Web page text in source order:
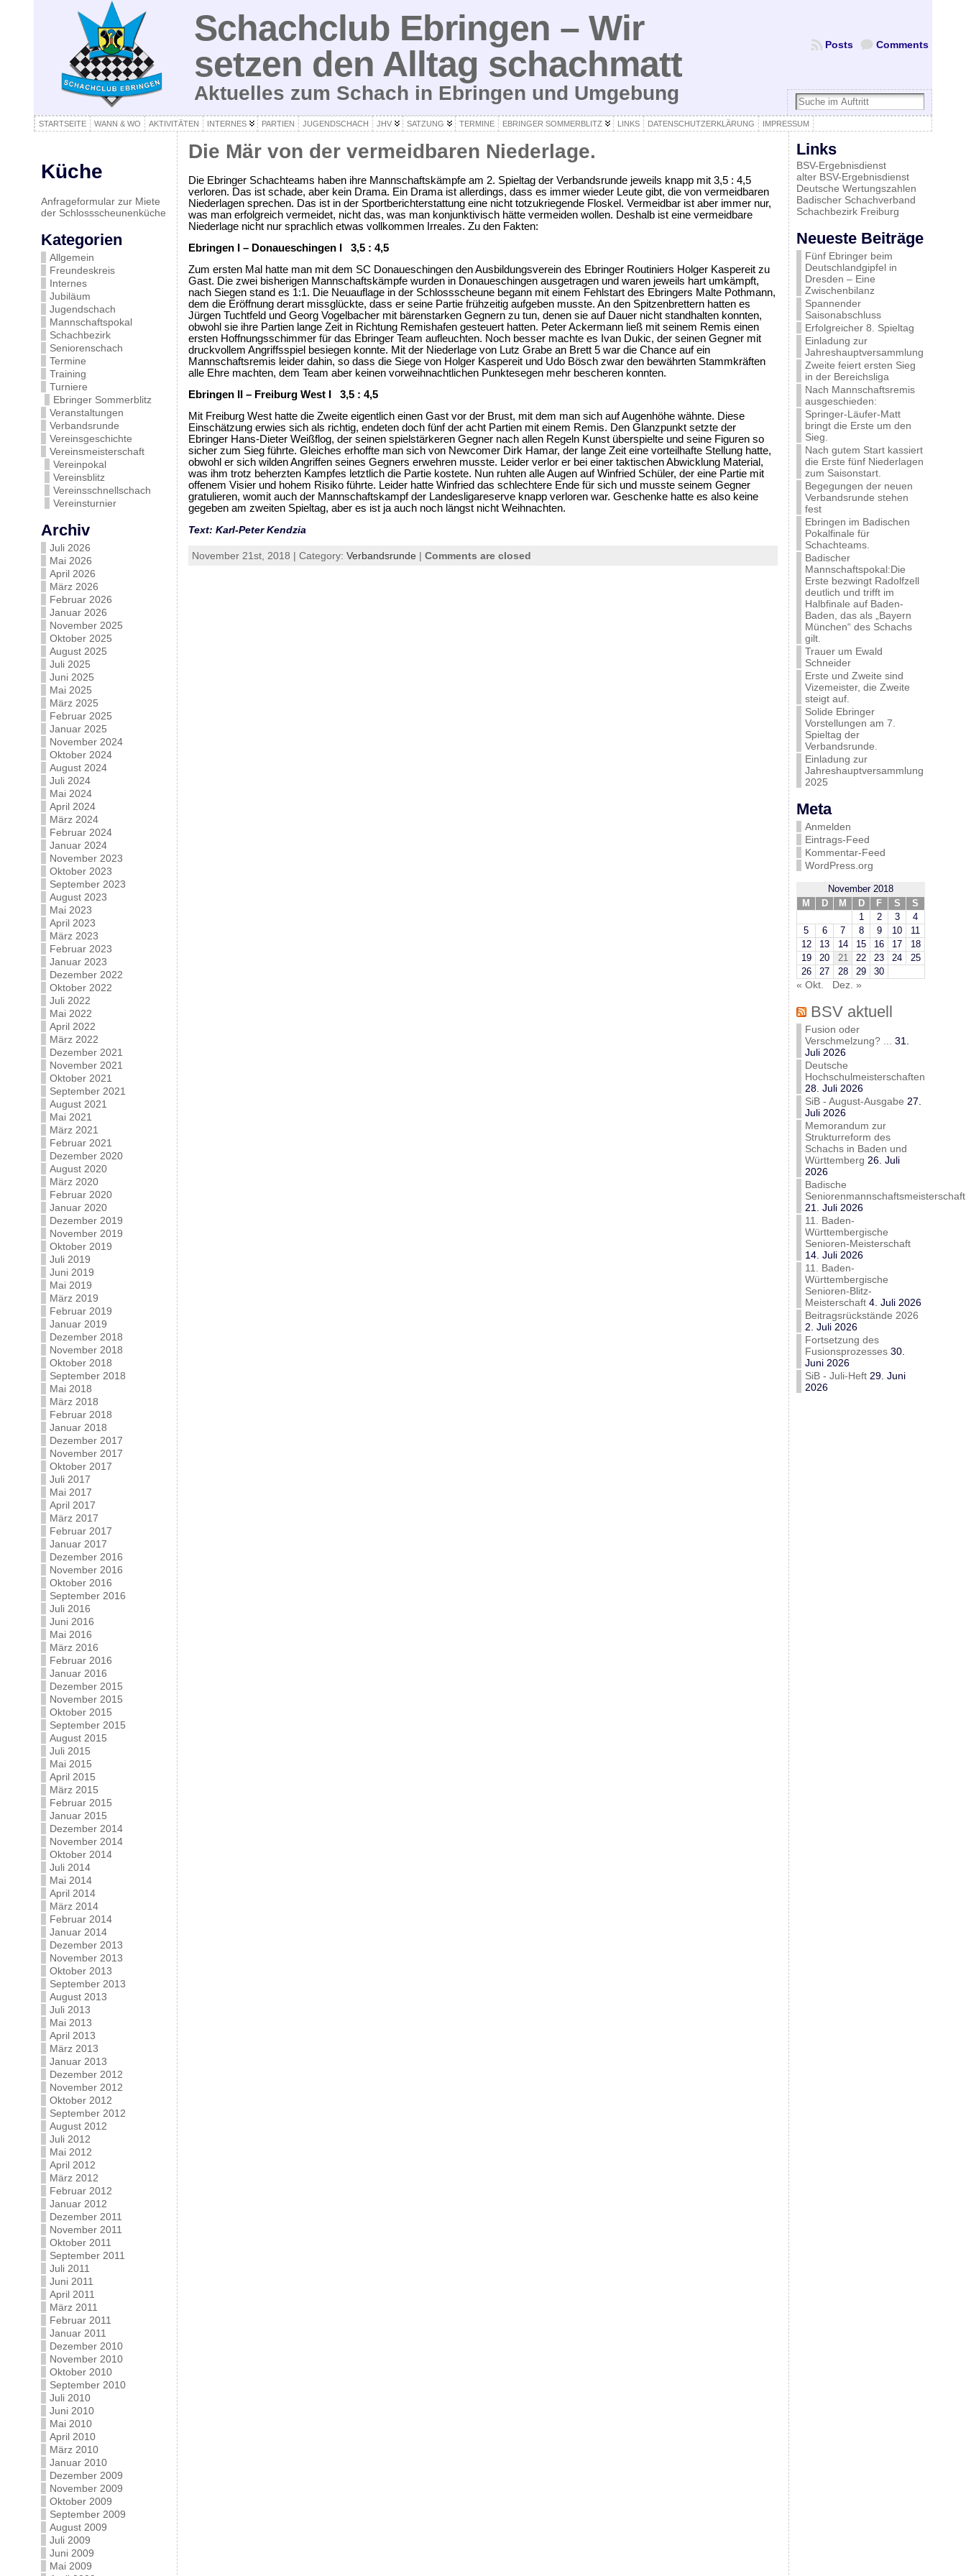
Schachclub Ebringen – Wir
setzen den Alltag schachmatt
Aktuelles zum Schach in Ebringen und Umgebung
Comments
Posts
STARTSEITE WANN & WO AKTIVITÄTEN INTERNES PARTIEN JUGENDSCHACH JHV SATZUNG TERMINE EBRINGER SOMMERBLITZ LINKS DATENSCHUTZERKLÄRUNG IMPRESSUM
Küche
Anfrageformular zur Miete
der Schlossscheunenküche
Kategorien
Allgemein
Freundeskreis
Internes
Jubiläum
Jugendschach
Mannschaftspokal
Schachbezirk
Seniorenschach
Termine
Training
Turniere
Ebringer Sommerblitz
Veranstaltungen
Verbandsrunde
Vereinsgeschichte
Vereinsmeisterschaft
Vereinpokal
Vereinsblitz
Vereinsschnellschach
Vereinsturnier
Archiv
Juli 2026
Mai 2026
April 2026
März 2026
Februar 2026
Januar 2026
November 2025
Oktober 2025
August 2025
Juli 2025
Juni 2025
Mai 2025
März 2025
Februar 2025
Januar 2025
November 2024
Oktober 2024
August 2024
Juli 2024
Mai 2024
April 2024
März 2024
Februar 2024
Januar 2024
November 2023
Oktober 2023
September 2023
August 2023
Mai 2023
April 2023
März 2023
Februar 2023
Januar 2023
Dezember 2022
Oktober 2022
Juli 2022
Mai 2022
April 2022
März 2022
Dezember 2021
November 2021
Oktober 2021
September 2021
August 2021
Mai 2021
März 2021
Februar 2021
Dezember 2020
August 2020
März 2020
Februar 2020
Januar 2020
Dezember 2019
November 2019
Oktober 2019
Juli 2019
Juni 2019
Mai 2019
März 2019
Februar 2019
Januar 2019
Dezember 2018
November 2018
Oktober 2018
September 2018
Mai 2018
März 2018
Februar 2018
Januar 2018
Dezember 2017
November 2017
Oktober 2017
Juli 2017
Mai 2017
April 2017
März 2017
Februar 2017
Januar 2017
Dezember 2016
November 2016
Oktober 2016
September 2016
Juli 2016
Juni 2016
Mai 2016
März 2016
Februar 2016
Januar 2016
Dezember 2015
November 2015
Oktober 2015
September 2015
August 2015
Juli 2015
Mai 2015
April 2015
März 2015
Februar 2015
Januar 2015
Dezember 2014
November 2014
Oktober 2014
Juli 2014
Mai 2014
April 2014
März 2014
Februar 2014
Januar 2014
Dezember 2013
November 2013
Oktober 2013
September 2013
August 2013
Juli 2013
Mai 2013
April 2013
März 2013
Januar 2013
Dezember 2012
November 2012
Oktober 2012
September 2012
August 2012
Juli 2012
Mai 2012
April 2012
März 2012
Februar 2012
Januar 2012
Dezember 2011
November 2011
Oktober 2011
September 2011
Juli 2011
Juni 2011
April 2011
März 2011
Februar 2011
Januar 2011
Dezember 2010
November 2010
Oktober 2010
September 2010
Juli 2010
Juni 2010
Mai 2010
April 2010
März 2010
Januar 2010
Dezember 2009
November 2009
Oktober 2009
September 2009
August 2009
Juli 2009
Juni 2009
Mai 2009
Die Mär von der vermeidbaren Niederlage.
Die Ebringer Schachteams haben ihre Mannschaftskämpfe am 2. Spieltag der Verbandsrunde jeweils knapp mit 3,5 : 4,5
verloren. Das ist schade, aber kein Drama. Ein Drama ist allerdings, dass es immer wieder Leute gibt, die von vermeidbaren
Niederlagen sprechen. Das ist in der Sportberichterstattung eine nicht totzukriegende Floskel. Vermeidbar ist aber immer nur,
was man erfolgreich vermeidet, nicht das, was man konjunktivisch hätte vermeiden wollen. Deshalb ist eine vermeidbare
Niederlage nicht nur sprachlich etwas vollkommen Irreales. Zu den Fakten:
Ebringen I – Donaueschingen I 3,5 : 4,5
Zum ersten Mal hatte man mit dem SC Donaueschingen den Ausbildungsverein des Ebringer Routiniers Holger Kaspereit zu
Gast. Die zwei bisherigen Mannschaftskämpfe wurden in Donaueschingen ausgetragen und waren jeweils hart umkämpft,
nach Siegen stand es 1:1. Die Neuauflage in der Schlossscheune begann mit einem Fehlstart des Ebringers Malte Pothmann,
dem die Eröffnung derart missglückte, dass er seine Partie frühzeitig aufgeben musste. An den Spitzenbrettern hatten es
Jürgen Tuchtfeld und Georg Vogelbacher mit bärenstarken Gegnern zu tun, denen sie auf Dauer nicht standhalten konnten,
obwohl sie ihre Partien lange Zeit in Richtung Remishafen gesteuert hatten. Peter Ackermann ließ mit seinem Remis einen
ersten Hoffnungsschimmer für das Ebringer Team aufleuchten. Noch besser machte es Ivan Dukic, der seinen Gegner mit
druckvollem Angriffsspiel besiegen konnte. Mit der Niederlage von Lutz Grabe an Brett 5 war die Chance auf ein
Mannschaftsremis leider dahin, so dass die Siege von Holger Kaspereit und Udo Bösch zwar den bewährten Stammkräften
alle Ehre machten, dem Team aber keinen vorweihnachtlichen Punktesegen mehr bescheren konnten.
Ebringen II – Freiburg West I 3,5 : 4,5
Mit Freiburg West hatte die Zweite eigentlich einen Gast vor der Brust, mit dem man sich auf Augenhöhe wähnte. Diese
Einschätzung erwies sich als richtig, endeten doch fünf der acht Partien mit einem Remis. Den Glanzpunkt setzte der
Ebringer Hans-Dieter Weißflog, der seinen spielstärkeren Gegner nach allen Regeln Kunst überspielte und seine Figuren so
sicher zum Sieg führte. Gleiches erhoffte man sich von Newcomer Dirk Hamar, der lange Zeit eine vorteilhafte Stellung hatte,
obwohl er sich wilden Angriffen seines Gegners erwehren musste. Leider verlor er bei einer taktischen Abwicklung Material,
was ihm trotz beherzten Kampfes letztlich die Partie kostete. Nun ruhten alle Augen auf Winfried Schüler, der eine Partie mit
offenem Visier und hohem Risiko führte. Leider hatte Winfried das schlechtere Ende für sich und musste seinem Gegner
gratulieren, womit auch der Mannschaftskampf der Landesligareserve knapp verloren war. Geschenke hatte es also keine
gegeben am zweiten Spieltag, aber es ist ja auch noch längst nicht Weihnachten.
Text: Karl-Peter Kendzia
November 21st, 2018 | Category: Verbandsrunde | Comments are closed
Links
BSV-Ergebnisdienst
alter BSV-Ergebnisdienst
Deutsche Wertungszahlen
Badischer Schachverband
Schachbezirk Freiburg
Neueste Beiträge
Fünf Ebringer beim
Deutschlandgipfel in
Dresden – Eine
Zwischenbilanz
Spannender
Saisonabschluss
Erfolgreicher 8. Spieltag
Einladung zur
Jahreshauptversammlung
Zweite feiert ersten Sieg
in der Bereichsliga
Nach Mannschaftsremis
ausgeschieden:
Springer-Läufer-Matt
bringt die Erste um den
Sieg.
Nach gutem Start kassiert
die Erste fünf Niederlagen
zum Saisonstart.
Begegungen der neuen
Verbandsrunde stehen
fest
Ebringen im Badischen
Pokalfinale für
Schachteams.
Badischer
Mannschaftspokal:Die
Erste bezwingt Radolfzell
deutlich und trifft im
Halbfinale auf Baden-
Baden, das als „Bayern
München“ des Schachs
gilt.
Trauer um Ewald
Schneider
Erste und Zweite sind
Vizemeister, die Zweite
steigt auf.
Solide Ebringer
Vorstellungen am 7.
Spieltag der
Verbandsrunde.
Einladung zur
Jahreshauptversammlung
2025
Meta
Anmelden
Eintrags-Feed
Kommentar-Feed
WordPress.org
November 2018
M
D M D F S
S
1
2 3
4
5
6 7 8 9 10
11
12
13 14 15 16 17
18
19
20 21 22 23 24
25
26
27 28 29 30
« Okt. Dez. »
BSV aktuell
Fusion oder
Verschmelzung? ...
31.
Juli 2026
Deutsche
Hochschulmeisterschaften
28. Juli 2026
SiB - August-Ausgabe 27.
Juli 2026
Memorandum zur
Strukturreform des
Schachs in Baden und
Württemberg 26. Juli
2026
Badische
Seniorenmannschaftsmeisterschaft
21. Juli 2026
11. Baden-
Württembergische
Senioren-Meisterschaft
14. Juli 2026
11. Baden-
Württembergische
Senioren-Blitz-
Meisterschaft 4. Juli 2026
Beitragsrückstände 2026
2. Juli 2026
Fortsetzung des
Fusionsprozesses 30.
Juni 2026
SiB - Juli-Heft 29. Juni
2026